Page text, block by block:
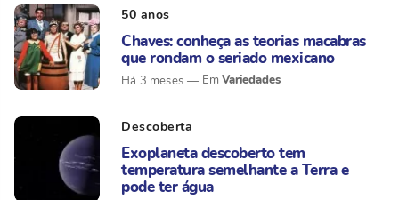
50 anos
Chaves: conheça as teorias macabras
que rondam o seriado mexicano
Há 3 meses Variedades
Descoberta
Exoplaneta descoberto tem
temperatura semelhante a Terra e
pode ter água